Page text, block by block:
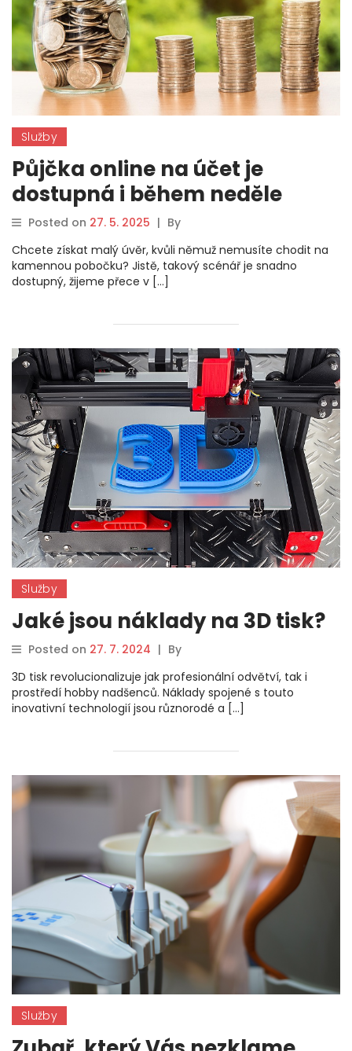
Služby
Půjčka online na účet je
dostupná i během neděle
Posted on 27. 5. 2025 | By
Chcete získat malý úvěr, kvůli němuž nemusíte chodit na
kamennou pobočku? Jistě, takový scénář je snadno
dostupný, žijeme přece v […]
Služby
Jaké jsou náklady na 3D tisk?
Posted on 27. 7. 2024 | By
3D tisk revolucionalizuje jak profesionální odvětví, tak i
prostředí hobby nadšenců. Náklady spojené s touto
inovativní technologií jsou různorodé a […]
Služby